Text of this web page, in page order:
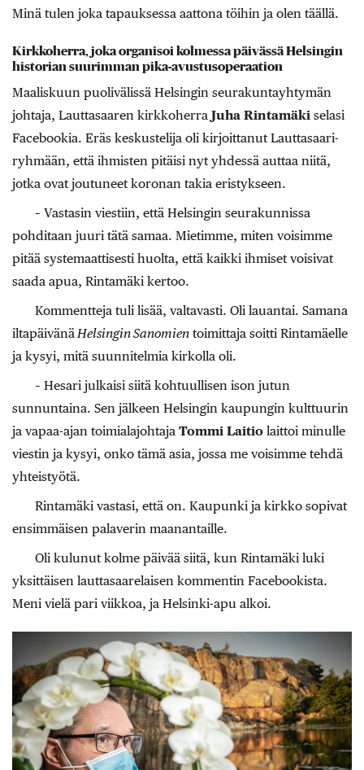
Minä tulen joka tapauksessa aattona töihin ja olen täällä.
Kirkkoherra, joka organisoi kolmessa päivässä Helsingin
historian suurimman pika-avustusoperaation
Maaliskuun puolivälissä Helsingin seurakuntayhtymän
johtaja, Lauttasaaren kirkkoherra Juha Rintamäki selasi
Facebookia. Eräs keskustelija oli kirjoittanut Lauttasaari-
ryhmään, että ihmisten pitäisi nyt yhdessä auttaa niitä,
jotka ovat joutuneet koronan takia eristykseen.
– Vastasin viestiin, että Helsingin seurakunnissa
pohditaan juuri tätä samaa. Mietimme, miten voisimme
pitää systemaattisesti huolta, että kaikki ihmiset voisivat
saada apua, Rintamäki kertoo.
Kommentteja tuli lisää, valtavasti. Oli lauantai. Samana
iltapäivänäHelsingin Sanomien toimittaja soitti Rintamäelle
ja kysyi, mitä suunnitelmia kirkolla oli.
– Hesari julkaisi siitä kohtuullisen ison jutun
sunnuntaina. Sen jälkeen Helsingin kaupungin kulttuurin
ja vapaa-ajan toimialajohtaja Tommi Laitio laittoi minulle
viestin ja kysyi, onko tämä asia, jossa me voisimme tehdä
yhteistyötä.
Rintamäki vastasi, että on. Kaupunki ja kirkko sopivat
ensimmäisen palaverin maanantaille.
Oli kulunut kolme päivää siitä, kun Rintamäki luki
yksittäisen lauttasaarelaisen kommentin Facebookista.
Meni vielä pari viikkoa, ja Helsinki-apu alkoi.